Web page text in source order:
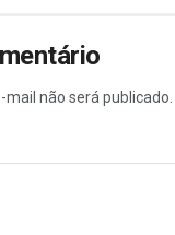
mail não será publicado.